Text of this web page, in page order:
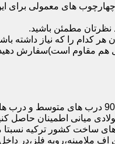
های معمولی برای این
مطمئن باشید.
را که نیاز داشته
هم مقاوم است)سفارش
میانی اطمینان حاصل
های ساخت کشور ترکیه
پی وی سی،رویه ام دی اف